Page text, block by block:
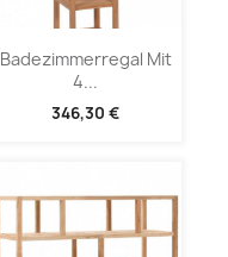
Badezimmerregal Mit
4...
346,30 €